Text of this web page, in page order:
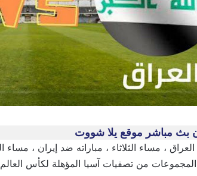
بث مباشر موقع يلا شووت
من تصفيات آسيا المؤهلة لكأس العالم 2022.